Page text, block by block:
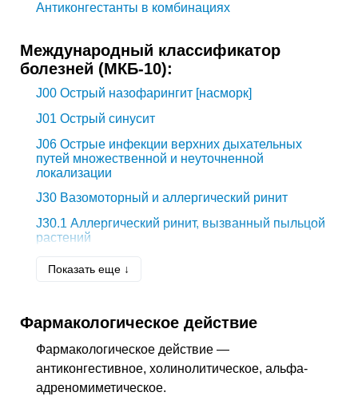
Антиконгестанты в комбинациях
Международный классификатор
болезней (МКБ-10):
J00 Острый назофарингит [насморк]
J01 Острый синусит
J06 Острые инфекции верхних дыхательных
путей множественной и неуточненной
локализации
J30 Вазомоторный и аллергический ринит
J30.1 Аллергический ринит, вызванный пыльцой
растений
J32Показать еще ↓
Фармакологическое действие
Фармакологическое действие —
антиконгестивное, холинолитическое, альфа-
адреномиметическое.